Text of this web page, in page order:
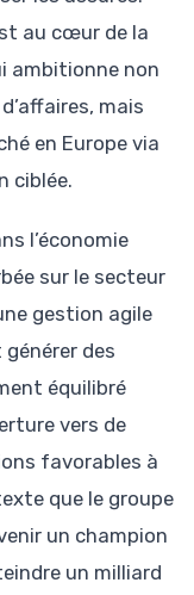
au cœur de la
ambitionne non
mais
en Europe via
ciblée.
l’économie
sur le secteur
gestion agile
des
équilibré
vers de
favorables à
que le groupe
un champion
un milliard